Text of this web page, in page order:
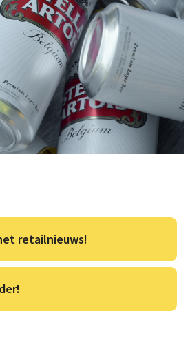
retailnieuws!